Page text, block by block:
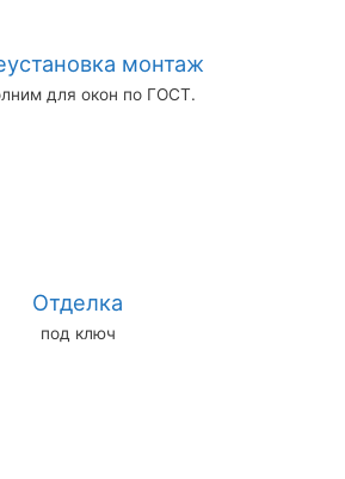
монтаж
для окон по ГОСТ.
Отделка
под ключ